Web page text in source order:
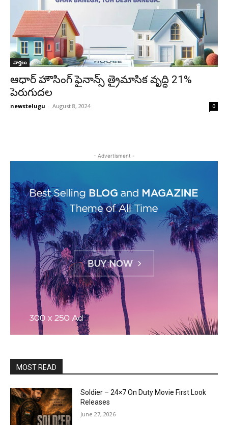
వార్తలు
ఆధార్‌ హౌసింగ్‌ ఫైనాన్స్‌ త్రైమాసిక వృద్ధి 21%
పెరుగుదల
newstelugu - August 8, 2024 0
- Advertisment -
MOST READ
Soldier – 24×7 On Duty Movie First Look
Releases
June 27, 2026